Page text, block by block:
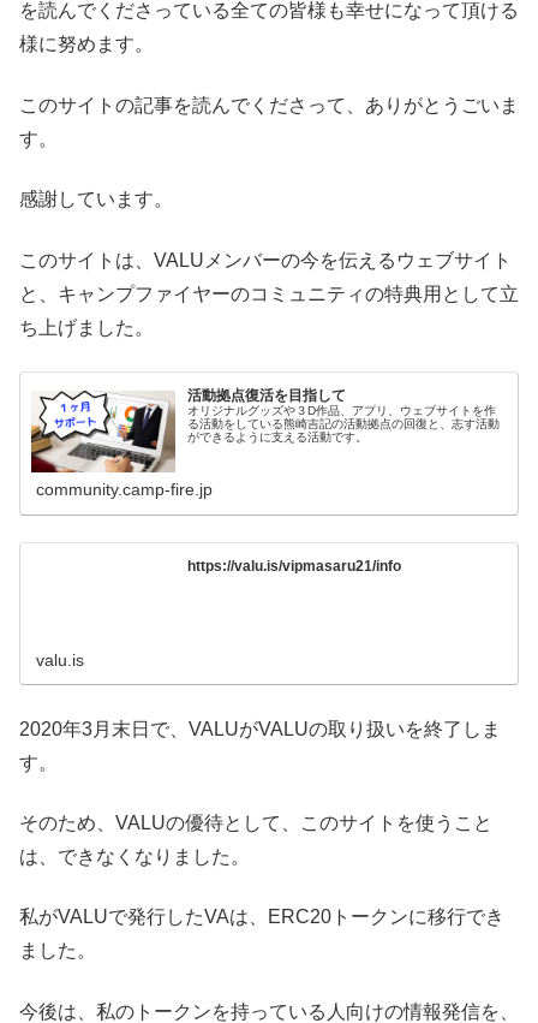
を読んでくださっている全ての皆様も幸せになって頂ける
様に努めます。
このサイトの記事を読んでくださって、ありがとうごいま
す。
感謝しています。
このサイトは、VALUメンバーの今を伝えるウェブサイト
と、キャンプファイヤーのコミュニティの特典用として立
ち上げました。
活動拠点復活を目指して
オリジナルグッズや３D作品、アプリ、ウェブサイトを作
る活動をしている熊崎吉記の活動拠点の回復と、志す活動
ができるように支える活動です。
community.camp-fire.jp
https://valu.is/vipmasaru21/info
valu.is
2020年3月末日で、VALUがVALUの取り扱いを終了しま
す。
そのため、VALUの優待として、このサイトを使うこと
は、できなくなりました。
私がVALUで発行したVAは、ERC20トークンに移行でき
ました。
今後は、私のトークンを持っている人向けの情報発信を、